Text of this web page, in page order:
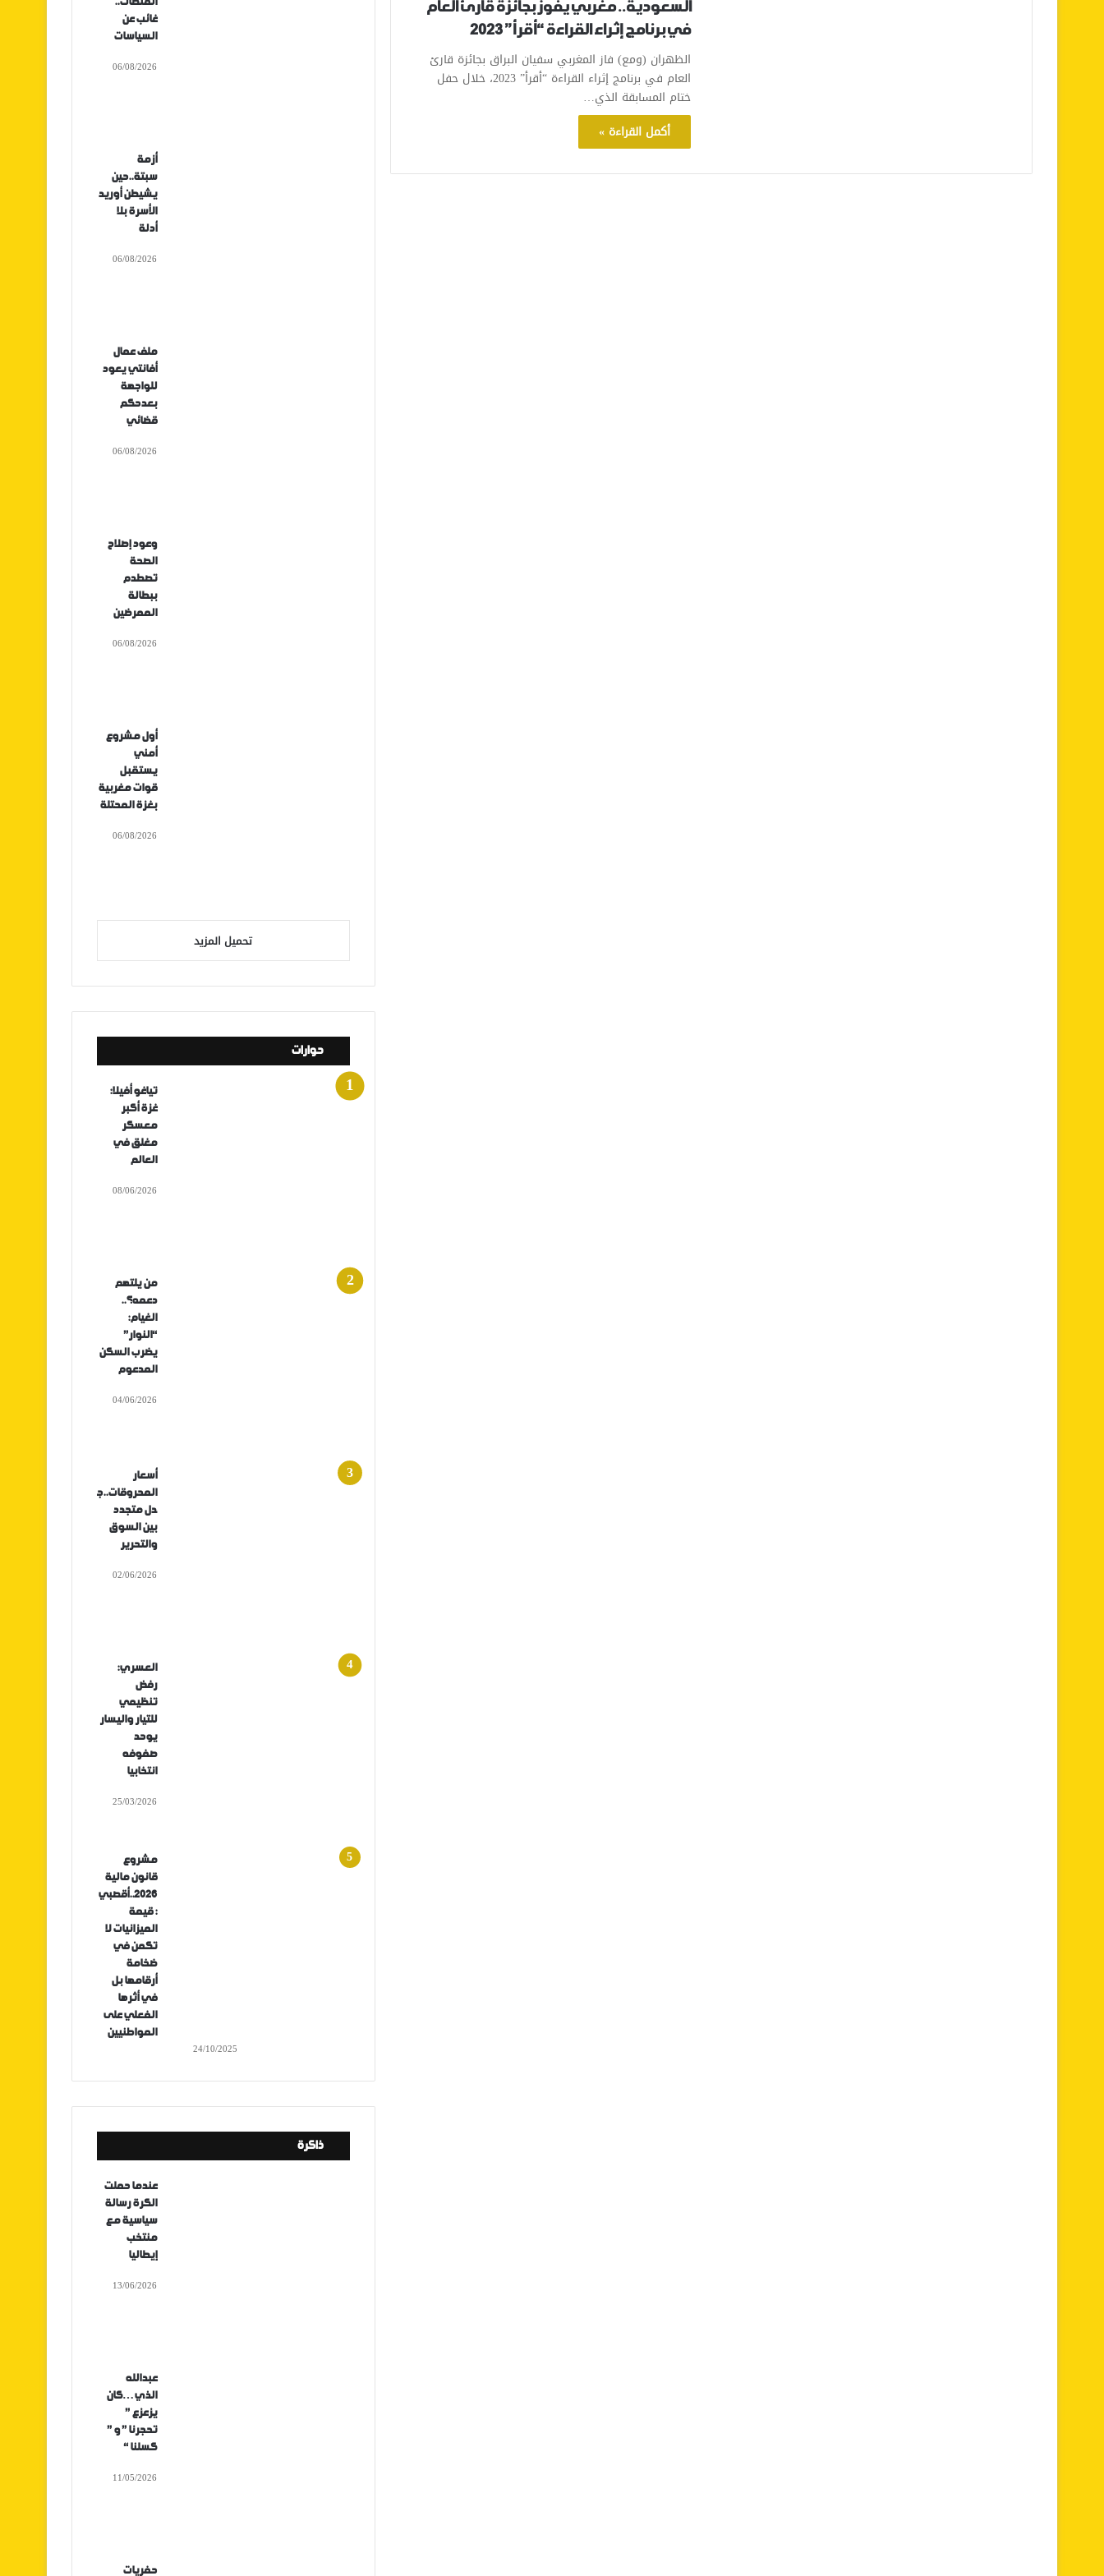
السعودية.. مغربي يفوز بجائزة قارئ العام
في برنامج إثراء القراءة “أقرأ” 2023
الظهران (ومع) فاز المغربي سفيان البراق بجائزة قارئ
العام في برنامج إثراء القراءة “أقرأ” 2023، خلال حفل
ختام المسابقة الذي…
أكمل القراءة »
غائب عن
السياسات
06/08/2026
أزمة
سبتة..حين
يشيطن أوريد
الأسرة بلا
أدلة
06/08/2026
ملف عمال
أفانتي يعود
للواجهة
بعدحكم
قضائي
06/08/2026
وعود إصلاح
الصحة
تصطدم
ببطالة
الممرضين
06/08/2026
أول مشروع
أمني
يستقبل
قوات مغربية
بغزة المحتلة
06/08/2026
تحميل المزيد
حوارات
تياغو أفيلا:
غزة أكبر
معسكر
مغلق في
العالم
08/06/2026
من يلتهم
دعمه؟..
الغيام:
“النوار”
يضرب السكن
المدعوم
04/06/2026
أسعار
المحروقات..ج
دل متجدد
بين السوق
والتحرير
02/06/2026
العسري:
رفض
تنظيمي
للتيار واليسار
يوحد
صفوفه
انتخابيا
25/03/2026
مشروع
قانون مالية
2026..أقصبي
: قيمة
الميزانيات لا
تكمن في
ضخامة
أرقامها بل
في أثرها
الفعلي على
المواطنيين
24/10/2025
ذاكرة
عندما حملت
الكرة رسالة
سياسية مع
منتخب
إيطاليا
13/06/2026
عبدالله
الذي…كان
يزعزع ”
تحجرنا ” و ”
كسلنا “
11/05/2026
حفريات